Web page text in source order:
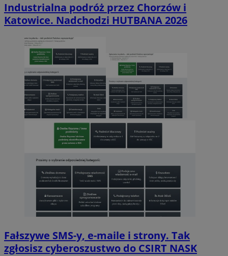
Industrialna podróż przez Chorzów i
Katowice. Nadchodzi HUTBANA 2026
Fałszywe SMS-y, e-maile i strony. Tak
zgłosisz cyberoszustwo do CSIRT NASK